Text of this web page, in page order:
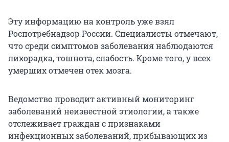
Эту информацию на контроль уже взял
Роспотребнадзор России. Специалисты отмечают,
что среди симптомов заболевания наблюдаются
лихорадка, тошнота, слабость. Кроме того, у всех
умерших отмечен отек мозга.
Ведомство проводит активный мониторинг
заболеваний неизвестной этиологии, а также
отслеживает граждан с признаками
инфекционных заболеваний, прибывающих из